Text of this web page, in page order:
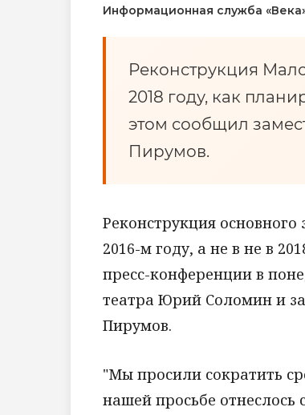
Информационная служба
Реконструкция
2018 году, как
этом сообщил
Пирумов.
Реконструкция основного
2016-м году, а не в не в
пресс-конференции в
театра Юрий Соломин и
Пирумов.
"Мы просили сократить
нашей просьбе